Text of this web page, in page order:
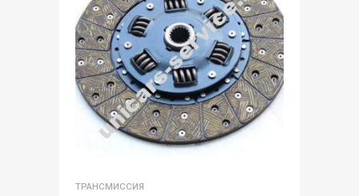
ТРАНСМИССИЯ